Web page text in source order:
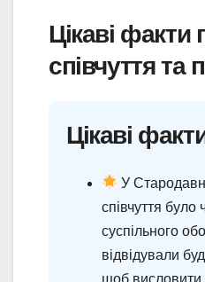
Цікаві факти
співчуття та
Цікаві
У
співчуття було
суспільного
відвідували
щоб висловити